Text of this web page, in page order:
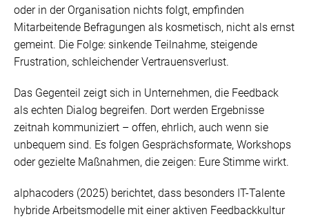
oder in der Organisation nichts folgt, empfinden
Mitarbeitende Befragungen als kosmetisch, nicht als ernst
gemeint. Die Folge: sinkende Teilnahme, steigende
Frustration, schleichender Vertrauensverlust.
Das Gegenteil zeigt sich in Unternehmen, die Feedback
als echten Dialog begreifen. Dort werden Ergebnisse
zeitnah kommuniziert – offen, ehrlich, auch wenn sie
unbequem sind. Es folgen Gesprächsformate, Workshops
oder gezielte Maßnahmen, die zeigen: Eure Stimme wirkt.
alphacoders (2025) berichtet, dass besonders IT-Talente
hybride Arbeitsmodelle mit einer aktiven Feedbackkultur